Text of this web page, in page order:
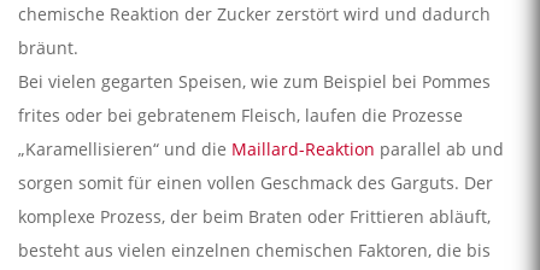
chemische Reaktion der Zucker zerstört wird und dadurch
bräunt.
Bei vielen gegarten Speisen, wie zum Beispiel bei Pommes
frites oder bei gebratenem Fleisch, laufen die Prozesse
„Karamellisieren“ und die Maillard-Reaktion parallel ab und
sorgen somit für einen vollen Geschmack des Garguts. Der
komplexe Prozess, der beim Braten oder Frittieren abläuft,
besteht aus vielen einzelnen chemischen Faktoren, die bis